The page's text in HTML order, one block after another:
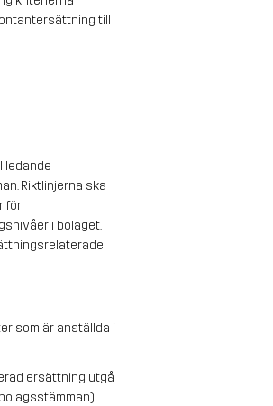
till
ledande
Riktlinjerna ska
för
i bolaget.
som är anställda i
ersättning utgå